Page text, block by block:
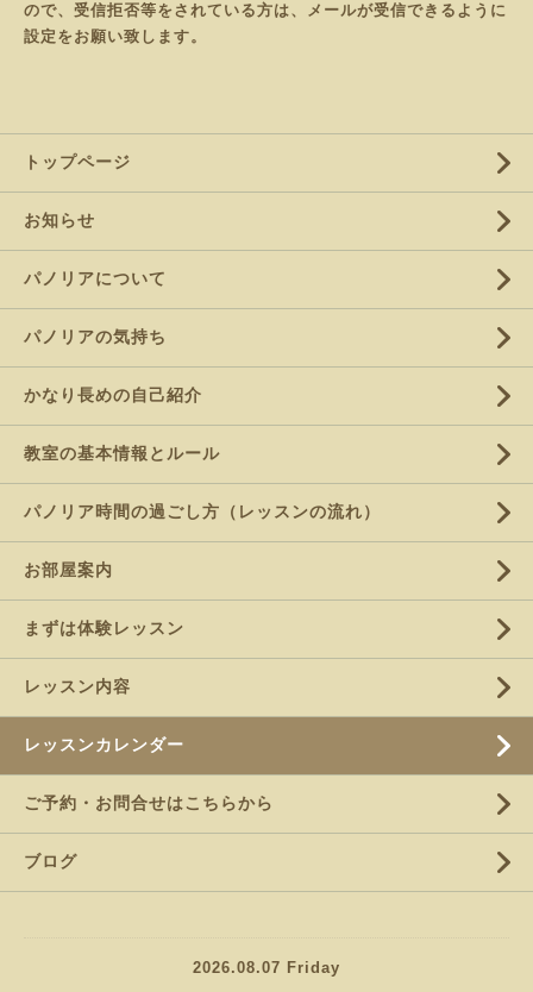
ので、受信拒否等をされている方は、メールが受信できるように
設定をお願い致します。
トップページ
お知らせ
パノリアについて
パノリアの気持ち
かなり長めの自己紹介
教室の基本情報とルール
パノリア時間の過ごし方（レッスンの流れ）
お部屋案内
まずは体験レッスン
レッスン内容
レッスンカレンダー
ご予約・お問合せはこちらから
ブログ
2026.08.07 Friday